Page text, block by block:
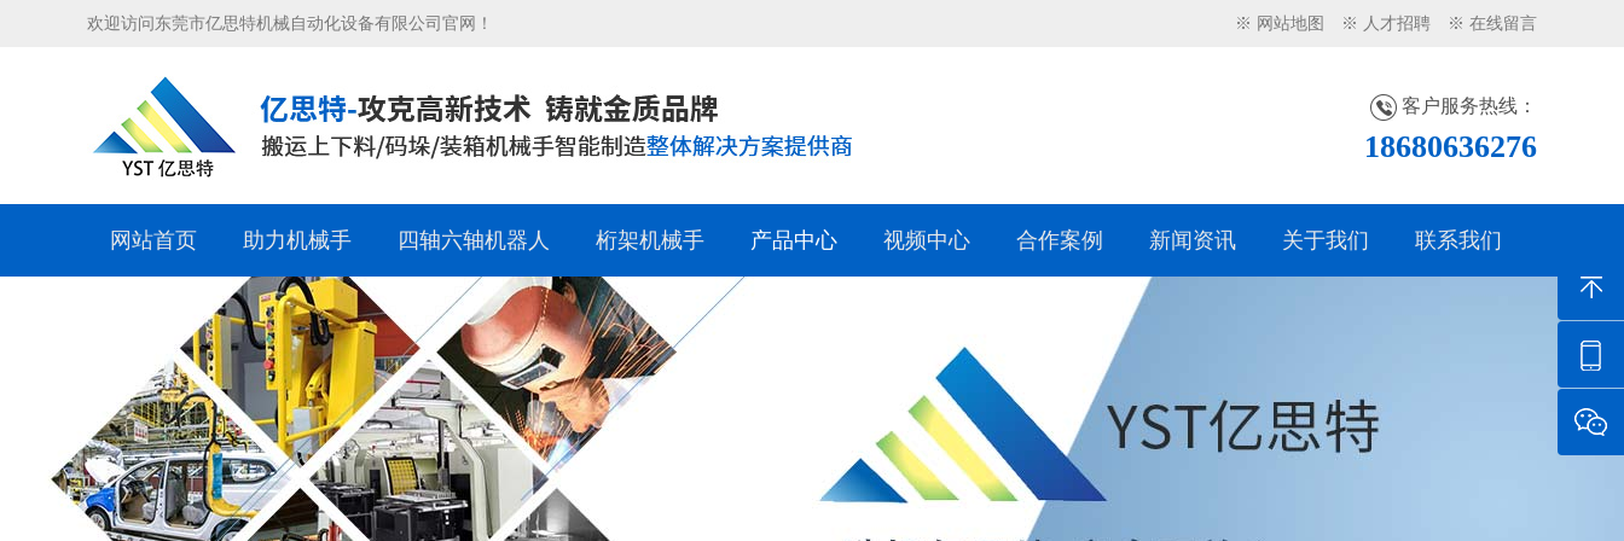
欢迎访问东莞市亿思特机械自动化设备有限公司官网！ ※ 网站地图 ※ 人才招聘 ※ 在线留言
客户服务热线：
18680636276
网站首页 助力机械手 四轴六轴机器人 桁架机械手 产品中心 视频中心 合作案例 新闻资讯 关于我们 联系我们